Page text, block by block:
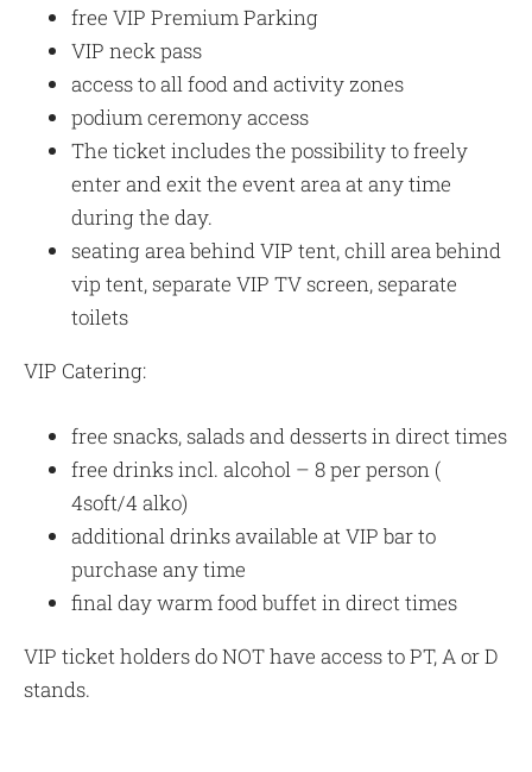
free VIP Premium Parking
VIP neck pass
access to all food and activity zones
podium ceremony access
The ticket includes the possibility to freely
enter and exit the event area at any time
during the day.
seating area behind VIP tent, chill area behind
vip tent, separate VIP TV screen, separate
toilets
VIP Catering:
free snacks, salads and desserts in direct times
free drinks incl. alcohol – 8 per person (
4soft/4 alko)
additional drinks available at VIP bar to
purchase any time
final day warm food buffet in direct times
VIP ticket holders do NOT have access to PT, A or D
stands.